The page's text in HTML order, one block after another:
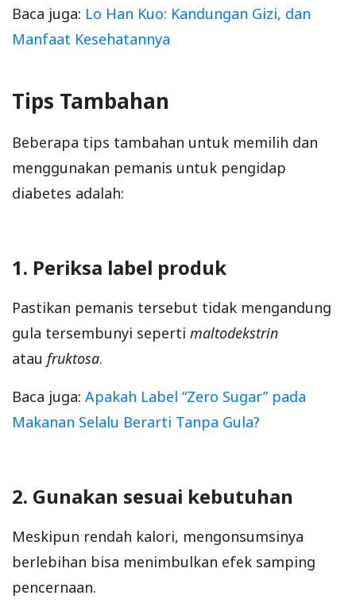
Baca juga: Lo Han Kuo: Kandungan Gizi, dan
Manfaat Kesehatannya
Tips Tambahan
Beberapa tips tambahan untuk memilih dan
menggunakan pemanis untuk pengidap
diabetes adalah:
1. Periksa label produk
Pastikan pemanis tersebut tidak mengandung
gula tersembunyi seperti maltodekstrin
atau fruktosa.
Baca juga: Apakah Label “Zero Sugar” pada
Makanan Selalu Berarti Tanpa Gula?
2. Gunakan sesuai kebutuhan
Meskipun rendah kalori, mengonsumsinya
berlebihan bisa menimbulkan efek samping
pencernaan.